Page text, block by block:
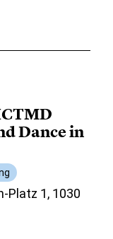
Dance in
Platz 1, 1030